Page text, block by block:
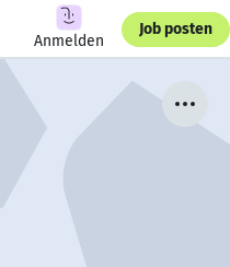
Anmelden
Job posten